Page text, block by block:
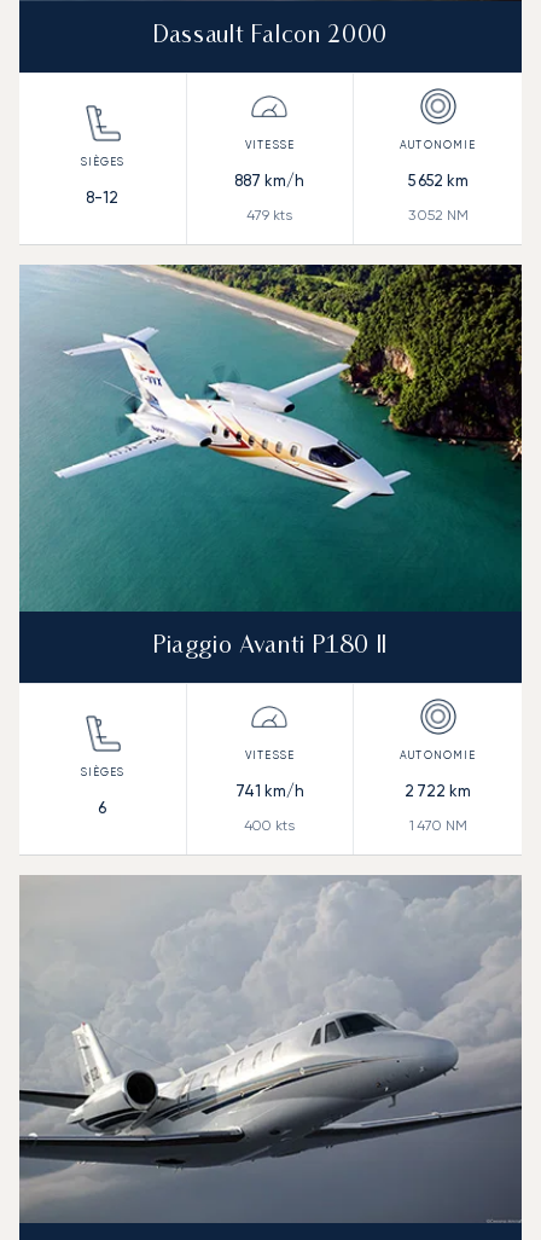
Dassault Falcon 2000
8-12
887 km/h
479 kts
5 652 km
3 052 NM
Piaggio Avanti P180 II
6
741 km/h
400 kts
2 722 km
1 470 NM